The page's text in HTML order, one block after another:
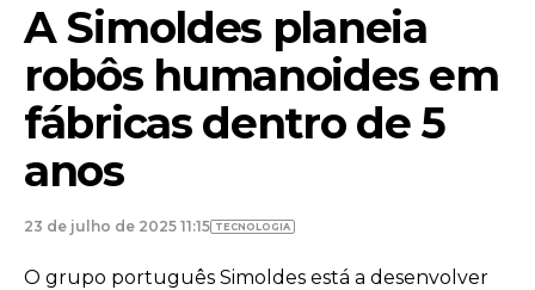
A Simoldes planeia
robôs humanoides em
fábricas dentro de 5
anos
23 de julho de 2025 11:15 TECNOLOGIA
O grupo português Simoldes está a desenvolver